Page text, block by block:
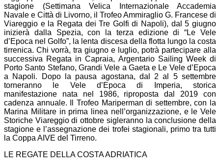
stagione (Settimana Velica Internazionale Accademia
Navale e Città di Livorno, il Trofeo Ammiraglio G. Francese di
Viareggio e la Regata dei Tre Golfi di Napoli), dal 5 giugno
inizierà dalla Spezia, con la terza edizione di “Le Vele
d’Epoca nel Golfo”, la lenta discesa della flotta lungo la costa
tirrenica. Chi vorrà, tra giugno e luglio, potrà partecipare alla
successiva Regata in Capraia, Argentario Sailing Week di
Porto Santo Stefano, Grandi Vele a Gaeta e Le Vele d’Epoca
a Napoli. Dopo la pausa agostana, dal 2 al 5 settembre
torneranno le Vele d’Epoca di Imperia, storica
manifestazione nata nel 1986, riproposta dal 2019 con
cadenza annuale. Il Trofeo Mariperman di settembre, con la
Marina Militare in prima linea nell’organizzazione, e le Vele
Storiche Viareggio di ottobre sigleranno la conclusione della
stagione e l’assegnazione dei trofei stagionali, primo tra tutti
la Coppa AIVE del Tirreno.
LE REGATE DELLA COSTA ADRIATICA